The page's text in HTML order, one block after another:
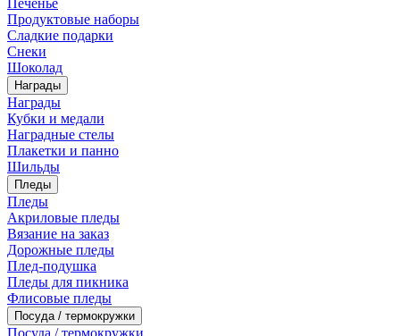
Продуктовые наборы
Сладкие подарки
Снеки
Шоколад
Награды
Награды
Кубки и медали
Наградные стелы
Плакетки и панно
Шильды
Пледы
Пледы
Акриловые пледы
Вязание на заказ
Дорожные пледы
Плед-подушка
Пледы для пикника
Флисовые пледы
Посуда / термокружки
Посуда / термокружки